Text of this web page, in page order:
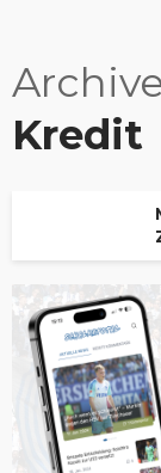
Kredit